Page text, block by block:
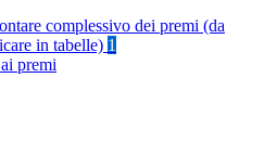
complessivo dei premi (da
in tabelle) 1
premi